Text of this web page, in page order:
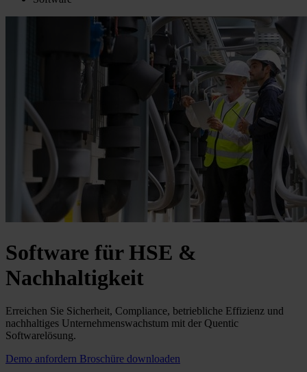
Software für HSE &
Nachhaltigkeit
Erreichen Sie Sicherheit, Compliance, betriebliche Effizienz und
nachhaltiges Unternehmenswachstum mit der Quentic
Softwarelösung.
Demo anfordern Broschüre downloaden